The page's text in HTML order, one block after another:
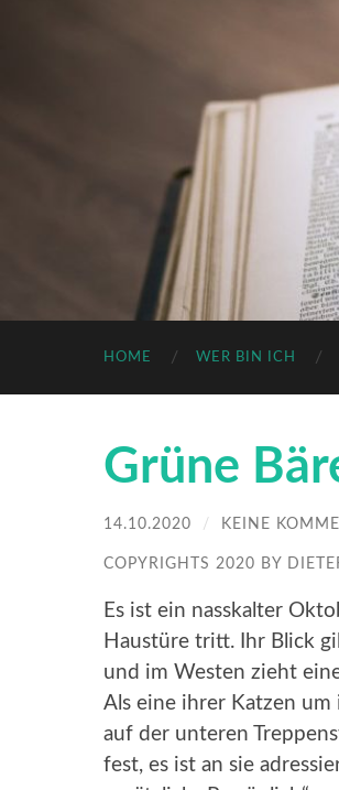
HOME WER BIN ICH
Grüne
14.10.2020 / KEINE
COPYRIGHTS 2020 BY
Es ist ein nasskalter
Haustüre tritt. Ihr Blick
und im Westen zieht
Als eine ihrer Katzen um
auf der unteren
fest, es ist an sie